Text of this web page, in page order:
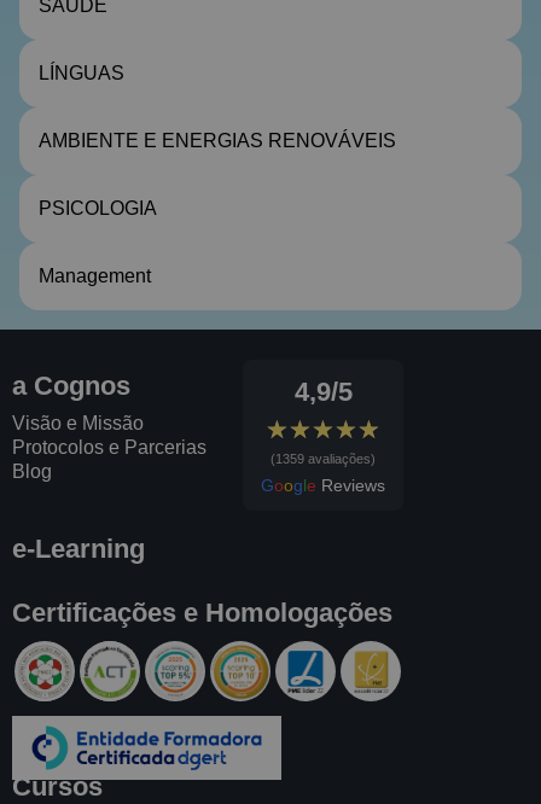
SAÚDE
LÍNGUAS
AMBIENTE E ENERGIAS RENOVÁVEIS
PSICOLOGIA
Management
a Cognos
Visão e Missão
Protocolos e Parcerias
Blog
4,9/5
★★★★★
★★★★★
(1359 avaliações)
Goog e Reviews
e-Learning
Certificações e Homologações
Cursos